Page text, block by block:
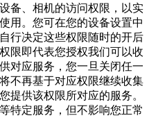
备、相机的访问权限，以实
用。您可在您的设备设置中
行决定这些权限随时的开后
限即代表您授权我们可以收
对应服务，您一旦关闭任一
不再基于对应权限继续收集
提供该权限所对应的服务。
特定服务，但不影响您正常